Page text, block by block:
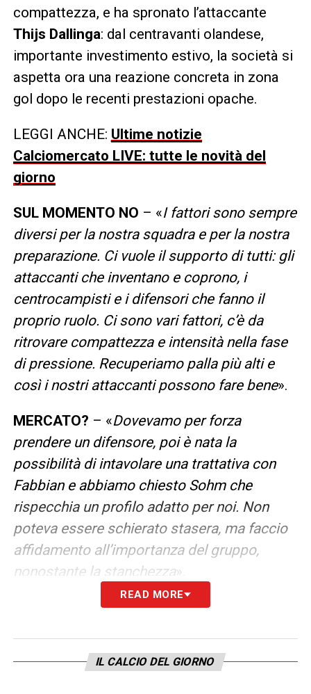
compattezza, e ha spronato l’attaccante
Thijs Dallinga: dal centravanti olandese,
importante investimento estivo, la società si
aspetta ora una reazione concreta in zona
gol dopo le recenti prestazioni opache.
LEGGI ANCHE: Ultime notizie
Calciomercato LIVE: tutte le novità del
giorno
SUL MOMENTO NO – «I fattori sono sempre
diversi per la nostra squadra e per la nostra
preparazione. Ci vuole il supporto di tutti: gli
attaccanti che inventano e coprono, i
centrocampisti e i difensori che fanno il
proprio ruolo. Ci sono vari fattori, c’è da
ritrovare compattezza e intensità nella fase
di pressione. Recuperiamo palla più alti e
così i nostri attaccanti possono fare bene».
MERCATO? – «Dovevamo per forza
prendere un difensore, poi è nata la
possibilità di intavolare una trattativa con
Fabbian e abbiamo chiesto Sohm che
rispecchia un profilo adatto per noi. Non
poteva essere schierato stasera, ma faccio
affidamento all’importanza del gruppo,
nonostante la stanchezza».
SU DALLINGA– «Abbiamo parlato molto sia
più, in fase di finalizzazione ha determinate
caratteristiche e può lavorare molto bene
READ MORE
IL CALCIO DEL GIORNO